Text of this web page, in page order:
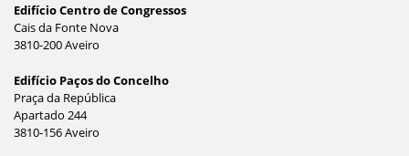
Edifício Centro de Congressos
Cais da Fonte Nova
3810-200 Aveiro
Edifício Paços do Concelho
Praça da República
Apartado 244
3810-156 Aveiro